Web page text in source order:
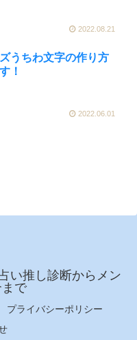
2022.08.21
うちわ文字の作り方
！
2022.06.01
い推し診断からメン
で
プライバシーポリシー